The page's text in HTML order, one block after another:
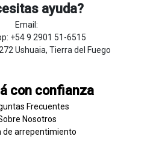
ayuda?
Email:
+54 9 2901 51-6515
Ushuaia, Tierra del Fuego
con confianza
Frecuentes
Nosotros
de ​arrepentim​​​iento